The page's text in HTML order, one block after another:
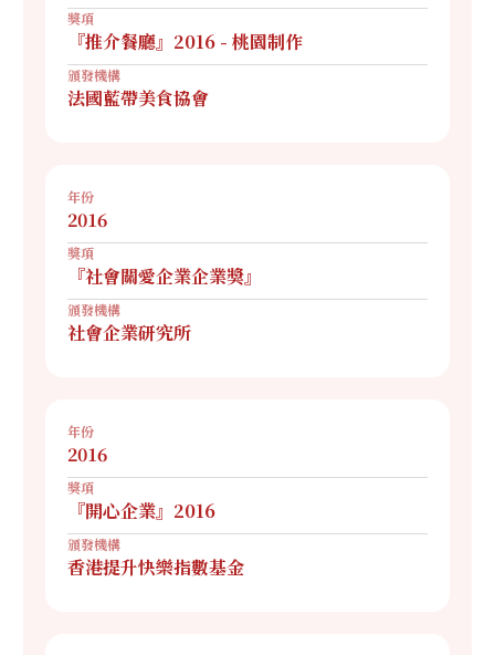
獎項
『推介餐廳』2016 - 桃園制作
頒發機構
法國藍帶美食協會
年份
2016
獎項
『社會關愛企業企業獎』
頒發機構
社會企業研究所
年份
2016
獎項
『開心企業』2016
頒發機構
香港提升快樂指數基金